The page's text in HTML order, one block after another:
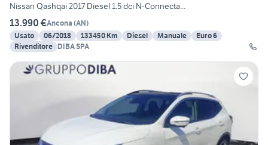
Nissan Qashqai 2017 Diesel 1.5 dci N-Connecta...
13.990 €Ancona (AN)
Usato
06/2018 133450 Km Diesel Manuale
Euro 6
Rivenditore DIBA SPA